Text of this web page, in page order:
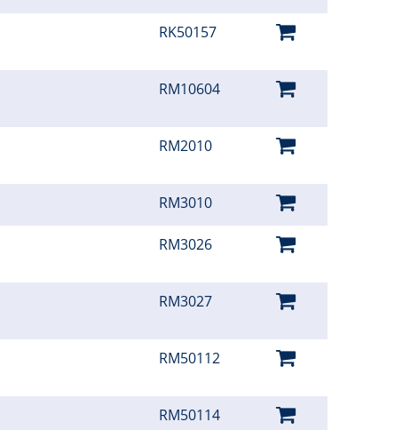
RK50157
RM10604
RM2010
RM3010
RM3026
RM3027
RM50112
RM50114